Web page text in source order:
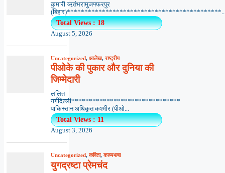
कुमारी ऋतंभरामुजफ्फरपुर
Total Views : 18
August 5, 2026
Uncategorized, आलेख,राष्ट्रीय
पीओके की पुकार और दुनिया की
जिम्मेदारी
ललित
गर्गदिल्ली*******************************
पाकिस्तान अधिकृत कश्मीर (पीओ...
Total Views : 11
August 3, 2026
Uncategorized,कविता,काव्यभाषा
युगद्रष्टा प्रेमचंद